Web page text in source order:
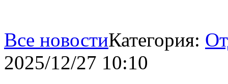
Все новостиКатегория:
2025/12/27 10:10